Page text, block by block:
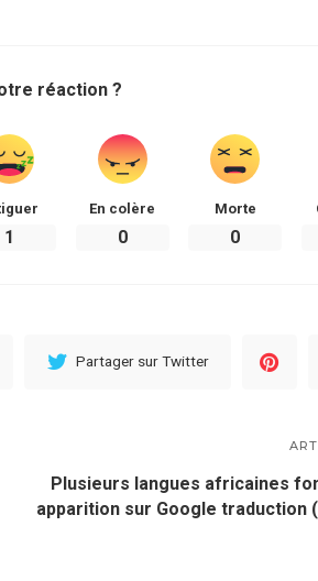
réaction ?
1
En colère
0
Morte
0
Partager sur Twitter
Plusieurs langues africaines
apparition sur Google traduction